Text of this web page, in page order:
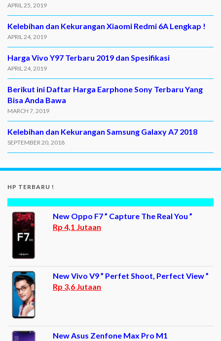
APRIL 25, 2019
Kelebihan dan Kekurangan Xiaomi Redmi 6A Lengkap !
APRIL 24, 2019
Harga Vivo Y97 Terbaru 2019 dan Spesifikasi
APRIL 24, 2019
Berikut ini Daftar Harga Earphone Sony Terbaru Yang
Bisa Anda Bawa
MARCH 7, 2019
Kelebihan dan Kekurangan Samsung Galaxy A7 2018
SEPTEMBER 20, 2018
HP TERBARU !
New Oppo F7 ” Capture The Real You ”
Rp 4,1 Jutaan
New Vivo V9 ” Perfet Shoot, Perfect View ”
Rp 3,6 Jutaan
New Asus Zenfone Max Pro M1